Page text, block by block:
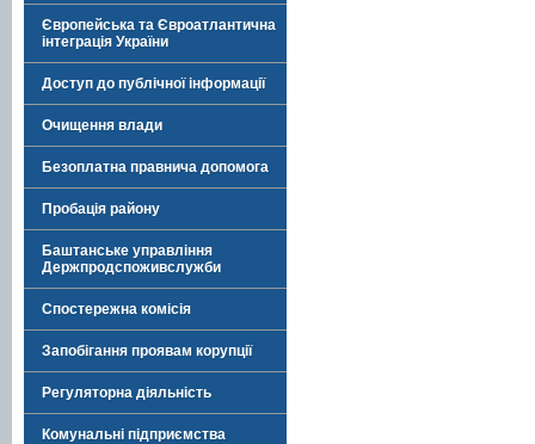
Європейська та Євроатлантична
інтеграція України
Доступ до публічної інформації
Очищення влади
Безоплатна правнича допомога
Пробація району
Баштанське управління
Держпродспоживслужби
Спостережна комісія
Запобігання проявам корупції
Регуляторна діяльність
Комунальні підприємства